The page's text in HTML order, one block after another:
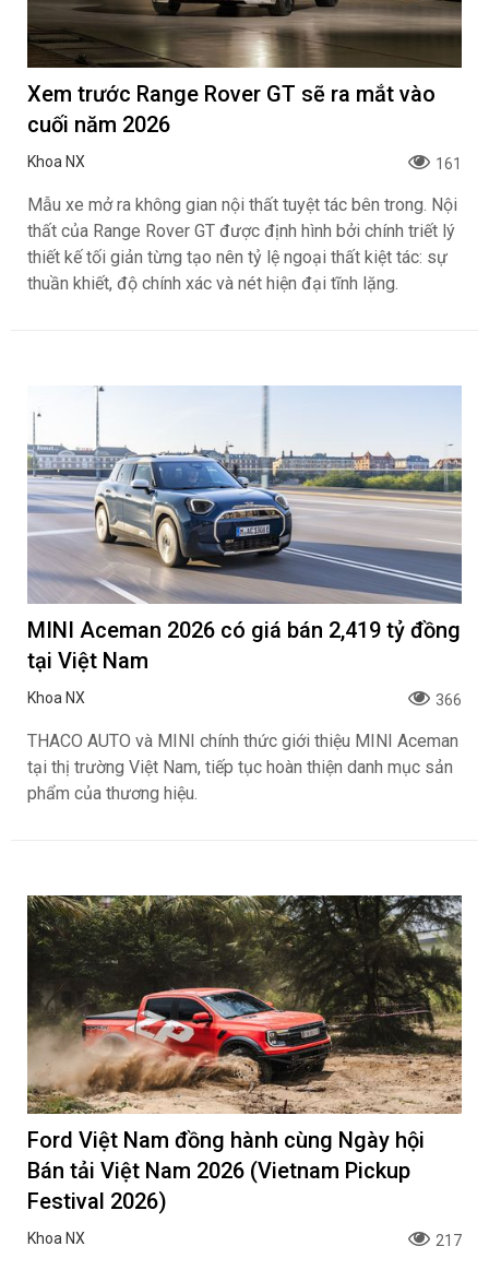
Xem trước Range Rover GT sẽ ra mắt vào
cuối năm 2026
Khoa NX 161
Mẫu xe mở ra không gian nội thất tuyệt tác bên trong. Nội
thất của Range Rover GT được định hình bởi chính triết lý
thiết kế tối giản từng tạo nên tỷ lệ ngoại thất kiệt tác: sự
thuần khiết, độ chính xác và nét hiện đại tĩnh lặng.
MINI Aceman 2026 có giá bán 2,419 tỷ đồng
tại Việt Nam
Khoa NX 366
THACO AUTO và MINI chính thức giới thiệu MINI Aceman
tại thị trường Việt Nam, tiếp tục hoàn thiện danh mục sản
phẩm của thương hiệu.
Ford Việt Nam đồng hành cùng Ngày hội
Bán tải Việt Nam 2026 (Vietnam Pickup
Festival 2026)
Khoa NX 217